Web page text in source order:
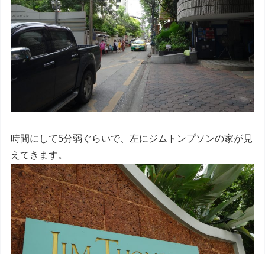
時間にして5分弱ぐらいで、左にジムトンプソンの家が見
えてきます。